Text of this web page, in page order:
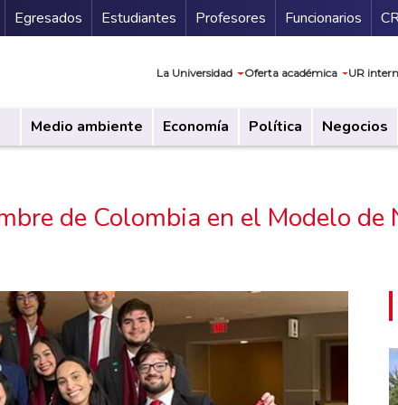
Secundario
Egresados Estudiantes Profesores Funcionarios
La Universidad Oferta académica UR
Medio ambiente Economía Política Negocios
de Colombia en el Modelo